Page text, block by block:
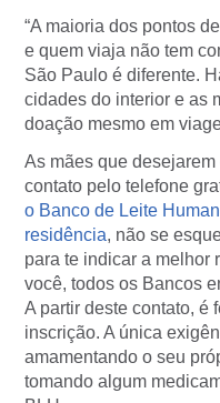
“A maioria dos pontos
e quem viaja não tem
São Paulo é diferente.
cidades do interior e as
doação mesmo em
As mães que
contato pelo telefone
o Banco de Leite
residência, não se
para te indicar a melhor
você, todos os Bancos
A partir deste contato, é
inscrição. A única
amamentando o seu
tomando algum